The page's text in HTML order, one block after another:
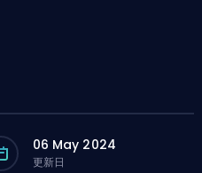
06 May 2024
更新日